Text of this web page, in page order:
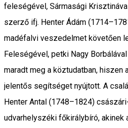
feleségével, Sármasági
szerző ifj. Henter Ádám
madéfalvi veszedelmet követően
Feleségével, petki Nagy
maradt meg a köztudatban,
jelentős segítséget nyújtott. A
Henter Antal (1748–1824)
udvarhelyszéki főkirálybíró,